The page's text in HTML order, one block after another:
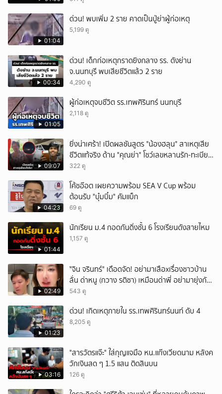
01:04
ด่วน! พบเพิ่ม 2 ราย คาดเป็นปู่ย่าผู้ก่อเหตุ
5,199 ดู
00:34
ด่วน! เด็กก่อเหตุกราดยิงกลาง รร. ดังย่าน
จ.นนทบุรี พบเสียชีวิตแล้ว 2 ราย
4,290 ดู
01:05
ผู้ก่อเหตุจบชีวิต รร.เทพศิรินทร์ นนทบุรี
2,118 ดู
09:07
ยิ่งน่าเศร้า! เปิดผลชันสูตร "น้องฮลุน" สาเหตุเสีย
ชีวิตแท้จริง ด้าน "คุณย่า" โชว์เลขหลานรัก-ทะเบียน
รถเคลื่อนร่าง!
322 ดู
04:23
โค้ชอ๊อต เผยความพร้อม SEA V Cup พร้อม
ต้อนรับ "บุ๋มบิ๋ม" คัมแบ็ก
69 ดู
01:44
นักเรียน ม.4 กอดกันดิ่งชั้น 6 โรงเรียนดังสายไหม
1,157 ดู
02:49
ั่"จิน จรินทร์" เดือดจัด! อย่ามาเสือxเรื่องชาวบ้าน
ลั่น ด่าหนู (กวาง รติชา) เหมือนด่าพี่ อย่ามายุ่งกับ
คนของผม จบ!!!
543 ดู
01:23
ด่วน! เกิดเหตุภายใน รร.เทพศิรินทร์นนท์ ดับ 4
8,205 ดู
03:16
"สารวัตรแจ๊ะ" ใส่กุญแจมือ หน.แก๊งเวียดนาม หลังค
วักเงินสด ๆ 1.5 แสน ติดสินบน
126 ดู